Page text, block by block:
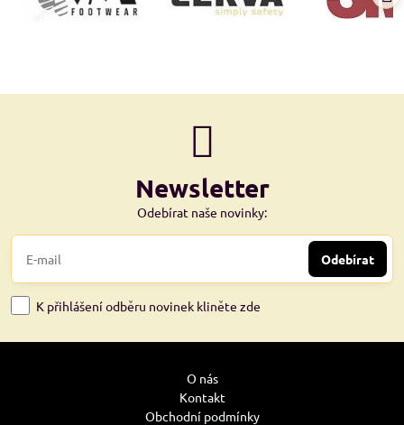
Newsletter
Odebírat naše novinky:
Odebírat
K přihlášení odběru novinek kliněte zde
O nás
Kontakt
Obchodní podmínky